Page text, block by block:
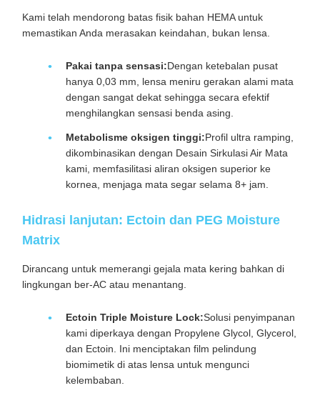
Kami telah mendorong batas fisik bahan HEMA untuk
memastikan Anda merasakan keindahan, bukan lensa.
Pakai tanpa sensasi:Dengan ketebalan pusat
hanya 0,03 mm, lensa meniru gerakan alami mata
dengan sangat dekat sehingga secara efektif
menghilangkan sensasi benda asing.
Metabolisme oksigen tinggi:Profil ultra ramping,
dikombinasikan dengan Desain Sirkulasi Air Mata
kami, memfasilitasi aliran oksigen superior ke
kornea, menjaga mata segar selama 8+ jam.
Hidrasi lanjutan: Ectoin dan PEG Moisture
Matrix
Dirancang untuk memerangi gejala mata kering bahkan di
lingkungan ber-AC atau menantang.
Ectoin Triple Moisture Lock:Solusi penyimpanan
kami diperkaya dengan Propylene Glycol, Glycerol,
dan Ectoin. Ini menciptakan film pelindung
biomimetik di atas lensa untuk mengunci
kelembaban.